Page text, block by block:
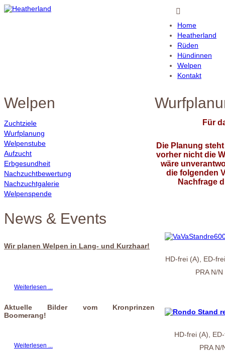
Home
Heatherland
Rüden
Hündinnen
Welpen
Kontakt
Welpen
Zuchtziele
Wurfplanung
Welpenstube
Aufzucht
Erbgesundheit
Nachzuchtbewertung
Nachzuchtgalerie
Welpenspende
News & Events
Wir planen Welpen in Lang- und Kurzhaar!
Weiterlesen ...
Aktuelle Bilder vom Kronprinzen
Boomerang!
Weiterlesen ...
Für
Die Planung
vorher nicht die
wäre
die folgenden
Nachfrage
HD-frei (A), ED-
PRA N/
HD-frei (A),
PRA